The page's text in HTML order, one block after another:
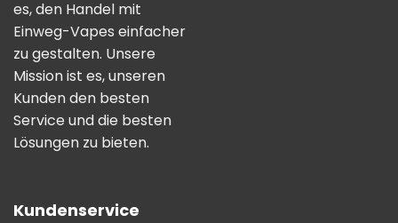
es, den Handel mit
Einweg-Vapes einfacher
zu gestalten. Unsere
Mission ist es, unseren
Kunden den besten
Service und die besten
Lösungen zu bieten.
Kundenservice